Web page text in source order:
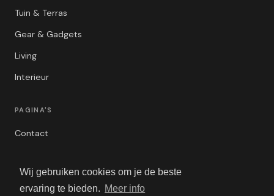
Wij gebruiken cookies om je de beste
ervaring te bieden. Meer info
Tuin & Terras
Gear & Gadgets
Living
Interieur
PAGINA'S
Contact
Algemene Voorwaarden